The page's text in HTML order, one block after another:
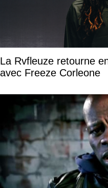
La Rvfleuze retourne
avec Freeze Corleone